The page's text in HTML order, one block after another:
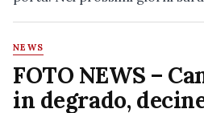
NEWS
FOTO NEWS –
in degrado,